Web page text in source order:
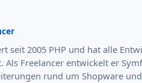
seit 2005 PHP und hat alle
Als Freelancer entwickelt er
rund um Shopware